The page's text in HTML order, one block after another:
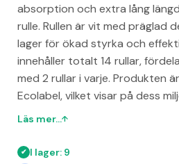
absorption och extra lång
rulle. Rullen är vit med präglad
lager för ökad styrka och
innehåller totalt 14 rullar,
med 2 rullar i varje. Produkten
Ecolabel, vilket visar på dess
Läs mer...
I lager: 9